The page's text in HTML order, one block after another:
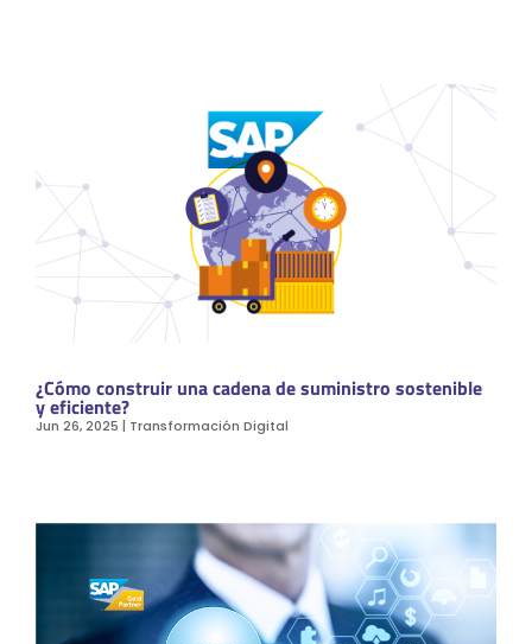
¿Cómo construir una cadena de suministro sostenible
y eficiente?
Jun 26, 2025 | Transformación Digital